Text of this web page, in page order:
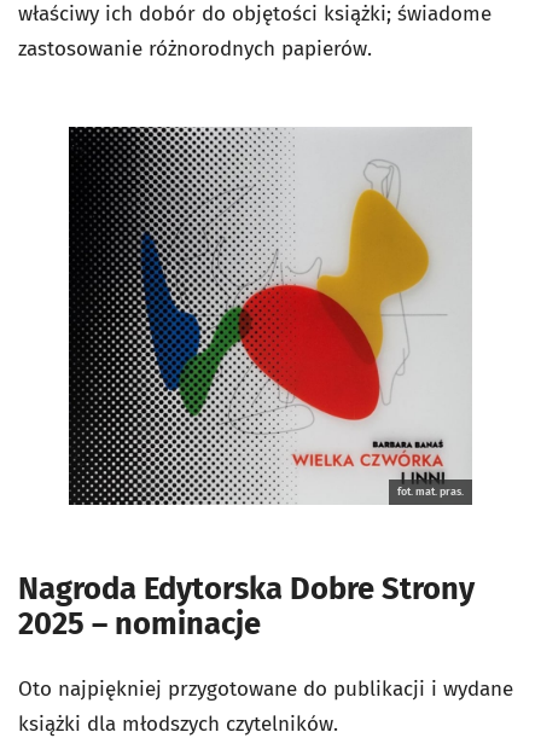
właściwy ich dobór do objętości książki; świadome
zastosowanie różnorodnych papierów.
fot. mat. pras.
Nagroda Edytorska Dobre Strony
2025 – nominacje
Oto najpiękniej przygotowane do publikacji i wydane
książki dla młodszych czytelników.